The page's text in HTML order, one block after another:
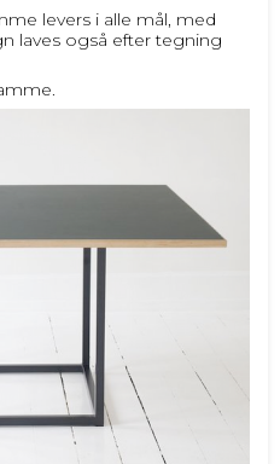
levers i alle mål, med
laves også efter tegning